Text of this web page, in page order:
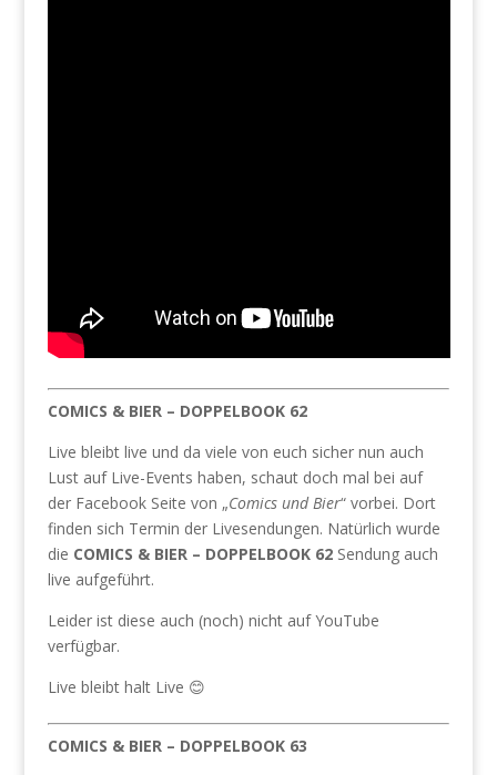
COMICS & BIER – DOPPELBOOK 62
Live bleibt live und da viele von euch sicher nun auch
Lust auf Live-Events haben, schaut doch mal bei auf
der Facebook Seite von „Comics und Bier“ vorbei. Dort
finden sich Termin der Livesendungen. Natürlich wurde
die COMICS & BIER – DOPPELBOOK 62Sendung auch
live aufgeführt.
Leider ist diese auch (noch) nicht auf YouTube
verfügbar.
Live bleibt halt Live 😊
COMICS & BIER – DOPPELBOOK 63